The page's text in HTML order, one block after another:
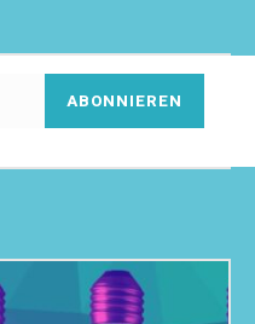
ABONNIEREN